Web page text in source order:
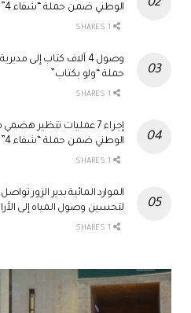
الوطني ضمن حملة “شفاء 4”
وصول 4 آلاف كتاب إلى
حملة “ولو بكتاب”
إجراء 7 عمليات تنظير
الوطني ضمن حملة “شفاء 4”
الموارد المائية بدير الزور
لتحسين وصول المياه إلى